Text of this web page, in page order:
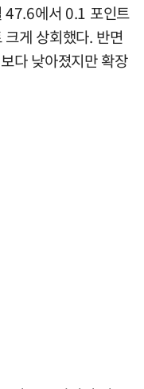
47.6에서 0.1 포인트
게 상회했다. 반면
다 낮아졌지만 확장